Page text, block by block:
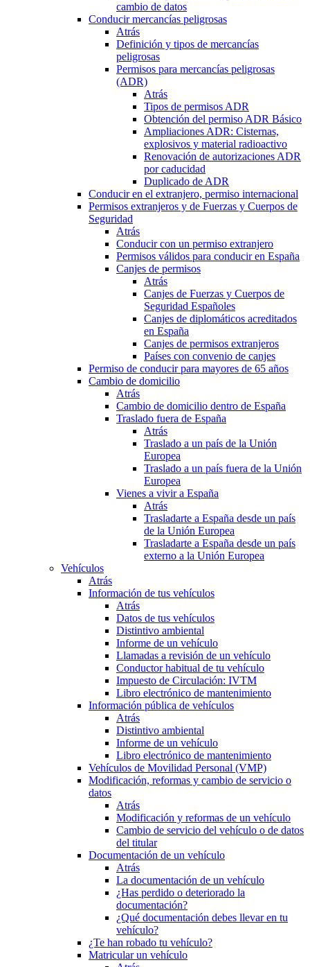
cambio de datos
Conducir mercancías peligrosas
Atrás
Definición y tipos de mercancías
peligrosas
Permisos para mercancías peligrosas
(ADR)
Atrás
Tipos de permisos ADR
Obtención del permiso ADR Básico
Ampliaciones ADR: Cisternas,
explosivos y material radioactivo
Renovación de autorizaciones ADR
por caducidad
Duplicado de ADR
Conducir en el extranjero, permiso internacional
Permisos extranjeros y de Fuerzas y Cuerpos de
Seguridad
Atrás
Conducir con un permiso extranjero
Permisos válidos para conducir en España
Canjes de permisos
Atrás
Canjes de Fuerzas y Cuerpos de
Seguridad Españoles
Canjes de diplomáticos acreditados
en España
Canjes de permisos extranjeros
Países con convenio de canjes
Permiso de conducir para mayores de 65 años
Cambio de domicilio
Atrás
Cambio de domicilio dentro de España
Traslado fuera de España
Atrás
Traslado a un país de la Unión
Europea
Traslado a un país fuera de la Unión
Europea
Vienes a vivir a España
Atrás
Trasladarte a España desde un país
de la Unión Europea
Trasladarte a España desde un país
externo a la Unión Europea
Vehículos
Atrás
Información de tus vehículos
Atrás
Datos de tus vehículos
Distintivo ambiental
Informe de un vehículo
Llamadas a revisión de un vehículo
Conductor habitual de tu vehículo
Impuesto de Circulación: IVTM
Libro electrónico de mantenimiento
Información pública de vehículos
Atrás
Distintivo ambiental
Informe de un vehículo
Libro electrónico de mantenimiento
Vehículos de Movilidad Personal (VMP)
Modificación, reformas y cambio de servicio o
datos
Atrás
Modificación y reformas de un vehículo
Cambio de servicio del vehículo o de datos
del titular
Documentación de un vehículo
Atrás
La documentación de un vehículo
¿Has perdido o deteriorado la
documentación?
¿Qué documentación debes llevar en tu
vehículo?
¿Te han robado tu vehículo?
Matricular un vehículo